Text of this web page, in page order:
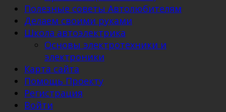
Полезные советы Автолюбителям
Делаем своими руками
Школа автоэлектрика
Основы электротехники и
электроники
Карта сайта
Помощь Проекту
Регистрация
Войти